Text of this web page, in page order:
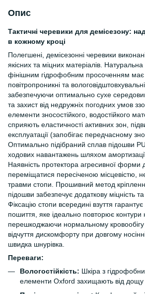
Опис
Тактичні черевики для демісезону:
в кожному кроці
Полегшені, демісезонні черевики
якісних та міцних матеріалів.
фінішним гідрофобним просоченням має
повітропроникні та вологовідштовхувальні
забезпечуючи оптимально сухе
та захист від недружніх погодних умов
елементи зносостійкого, водостійкого
сприяють еластичності активних зон,
експлуатації (запобігає передчасному
Оптимально підібраний сплав підошви
ходових навантажень шляхом
Наявність протектора агресивної форми
переміщатися пересіченою місцевістю,
травми стопи. Прошивний метод
підошви забезпечує додаткову міцність та
Фіксацію стопи всередині взуття
пошиття, яке ідеально повторює контури
перешкоджаючи нормальному
відчуття дискомфорту при довгому
швидка шнурівка.
Переваги:
Вологостійкість: Шкіра з
елементи Oxford захищають від дощу